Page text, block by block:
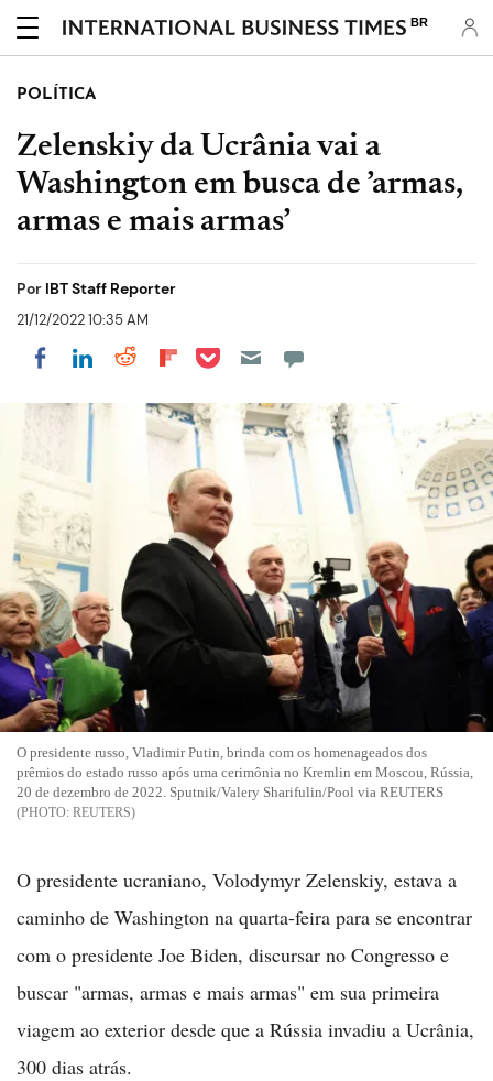
BR
POLÍTICA
Zelenskiy da Ucrânia vai a
Washington em busca de ’armas,
armas e mais armas’
Por IBT Staff Reporter
21/12/2022 10:35 AM
Share on Facebook
Share on LinkedIn
Share on Reddit
Share on Flipboard
Share on Pocket
O presidente russo, Vladimir Putin, brinda com os homenageados dos
prêmios do estado russo após uma cerimônia no Kremlin em Moscou, Rússia,
20 de dezembro de 2022. Sputnik/Valery Sharifulin/Pool via REUTERS
REUTERS
O presidente ucraniano, Volodymyr Zelenskiy, estava a
caminho de Washington na quarta-feira para se encontrar
com o presidente Joe Biden, discursar no Congresso e
buscar "armas, armas e mais armas" em sua primeira
viagem ao exterior desde que a Rússia invadiu a Ucrânia,
300 dias atrás.